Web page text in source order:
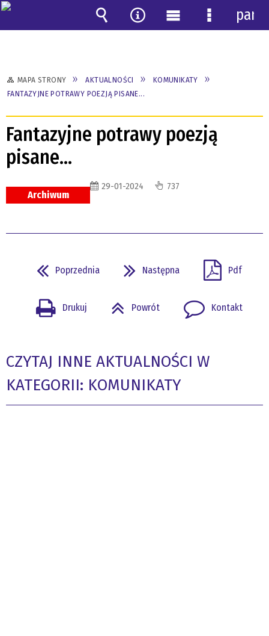
MAPA STRONY AKTUALNOŚCI
KOMUNIKATY
FANTAZYJNE POTRAWY POEZJĄ PISANE...
Fantazyjne potrawy poezją
pisane...
Archiwum
29-01-2024 737
Poprzednia Następna Pdf
Drukuj Powrót Kontakt
CZYTAJ INNE AKTUALNOŚCI W
KATEGORII: KOMUNIKATY
Wyszukiwarka
Narzędzia
MenuMenu